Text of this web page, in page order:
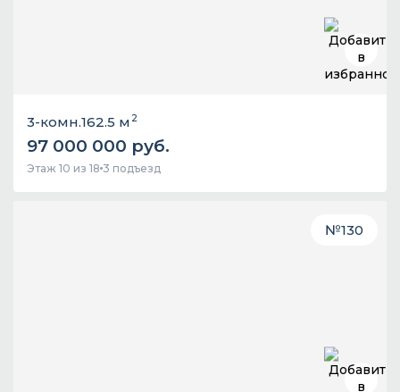
3-комн.162.5 м 2
97 000 000 руб.
Этаж 10 из 18 3 подъезд
№130